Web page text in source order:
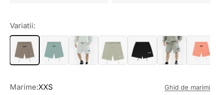
Variatii:
Marime:XXS Ghid de marimi